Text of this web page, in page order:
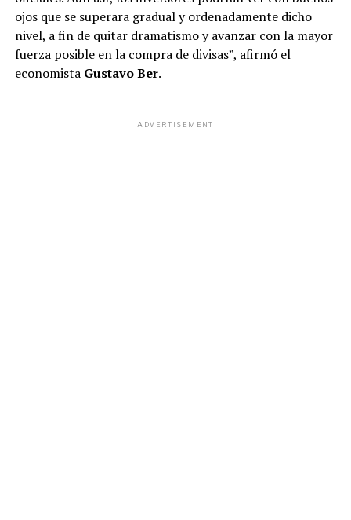
ojos que se superara gradual y ordenadamente dicho
nivel, a fin de quitar dramatismo y avanzar con la mayor
fuerza posible en la compra de divisas”, afirmó el
economista Gustavo Ber.
ADVERTISEMENT